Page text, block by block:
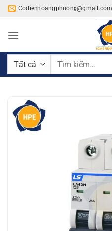
Bỏ
nội
Codienhoangphuong@gmail.com
Tìm